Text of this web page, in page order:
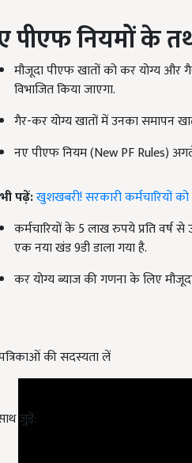
की सदस्यता लें
जुड़ें:
पीएफ नियमों के
मौजूदा पीएफ खातों को कर योग्य और
विभाजित किया जाएगा.
गैर-कर योग्य खातों में उनका समापन
नए पीएफ नियम (New PF Rules)
पढ़ें:खुशखबरी! सरकारी कर्मचारियों
कर्मचारियों के 5 लाख रुपये प्रति
एक नया खंड 9डी डाला गया है.
कर योग्य ब्याज की गणना के लिए